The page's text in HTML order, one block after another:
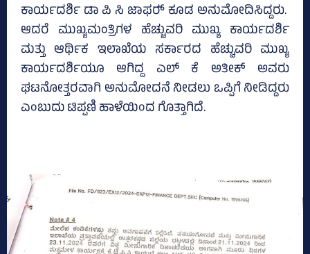
ಕಾರ್ಯದರ್ಶಿ ಡಾ ಪಿ ಸಿ ಜಾಫರ್‍‌ ಕೂಡ ಅನುಮೋದಿಸಿದ್ದರು.
ಆದರೆ ಮುಖ್ಯಮಂತ್ರಿಗಳ ಹೆಚ್ಚುವರಿ ಮುಖ್ಯ ಕಾರ್ಯದರ್ಶಿ
ಮತ್ತು ಆರ್ಥಿಕ ಇಲಾಖೆಯ ಸರ್ಕಾರದ ಹೆಚ್ಚುವರಿ ಮುಖ್ಯ
ಕಾರ್ಯದರ್ಶಿಯೂ ಆಗಿದ್ದ ಎಲ್‌ ಕೆ ಅತೀಕ್‌ ಅವರು
ಘಟನೋತ್ತರವಾಗಿ ಅನುಮೋದನೆ ನೀಡಲು ಒಪ್ಪಿಗೆ ನೀಡಿದ್ದರು
ಎಂಬುದು ಟಿಪ್ಪಣಿ ಹಾಳೆಯಿಂದ ಗೊತ್ತಾಗಿದೆ.